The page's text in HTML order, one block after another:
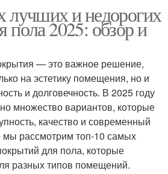
лучших и недорогих
пола 2025: обзор и
— это важное решение,
на эстетику помещения, но и
и долговечность. В 2025 году
множество вариантов, которые
качество и современный
мы рассмотрим топ-10 самых
для пола, которые
разных типов помещений.